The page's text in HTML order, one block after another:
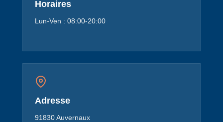
Horaires
Lun-Ven : 08:00-20:00
Adresse
91830 Auvernaux